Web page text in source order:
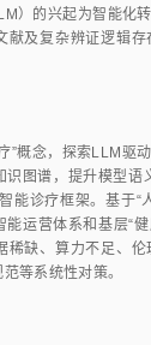
）的兴起为智能化
献及复杂辨证逻辑
”概念，探索LLM驱
图谱，提升模型语
能诊疗框架。基于“
运营体系和基层“
稀缺、算力不足、
等系统性对策。